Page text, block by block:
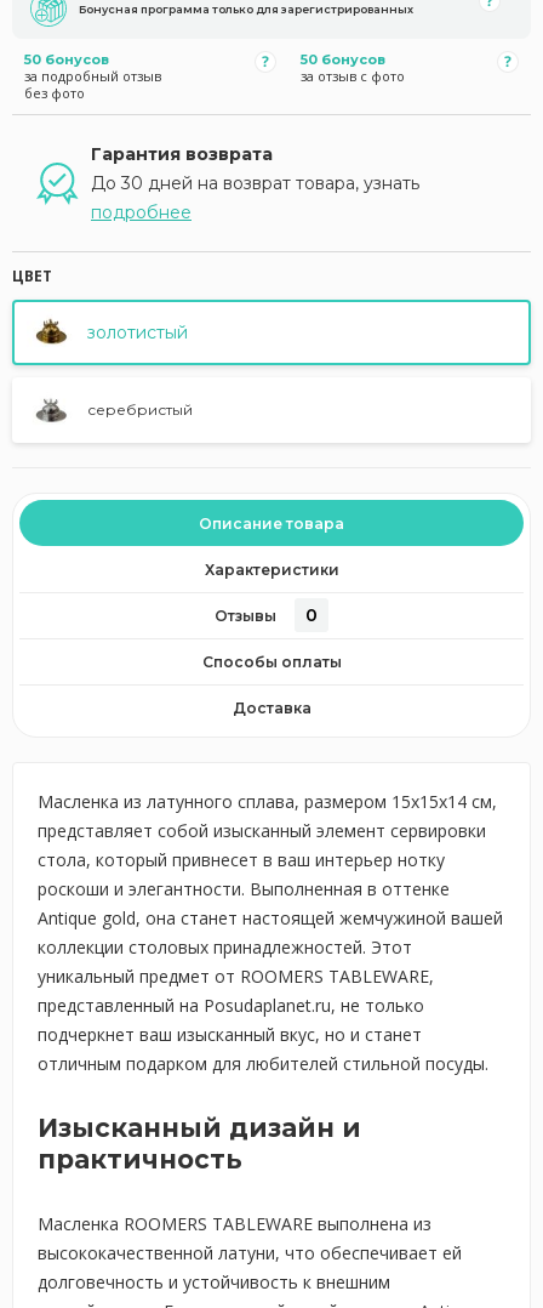
Бонусная программа только для зарегистрированных
50 бонусов
за подробный отзыв
без фото
50 бонусов
за отзыв с фото
Гарантия возврата
До 30 дней на возврат товара, узнать
подробнее
ЦВЕТ
золотистый
серебристый
Описание товара
Характеристики
Отзывы 0
Способы оплаты
Доставка
Масленка из латунного сплава, размером 15х15х14 см,
представляет собой изысканный элемент сервировки
стола, который привнесет в ваш интерьер нотку
роскоши и элегантности. Выполненная в оттенке
Antique gold, она станет настоящей жемчужиной вашей
коллекции столовых принадлежностей. Этот
уникальный предмет от ROOMERS TABLEWARE,
представленный на Posudaplanet.ru, не только
подчеркнет ваш изысканный вкус, но и станет
отличным подарком для любителей стильной посуды.
Изысканный дизайн и
практичность
Масленка ROOMERS TABLEWARE выполнена из
высококачественной латуни, что обеспечивает ей
долговечность и устойчивость к внешним